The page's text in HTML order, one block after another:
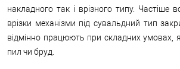
накладного так і врізного типу. Частіше
врізки механізми під сувальдний тип
відмінно працюють при складних умовах,
пил чи бруд.